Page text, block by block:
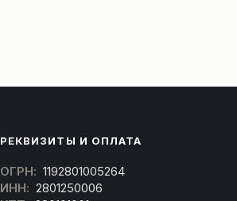
РЕКВИЗИТЫ И ОПЛАТА
ОГРН: 1192801005264
ИНН: 2801250006